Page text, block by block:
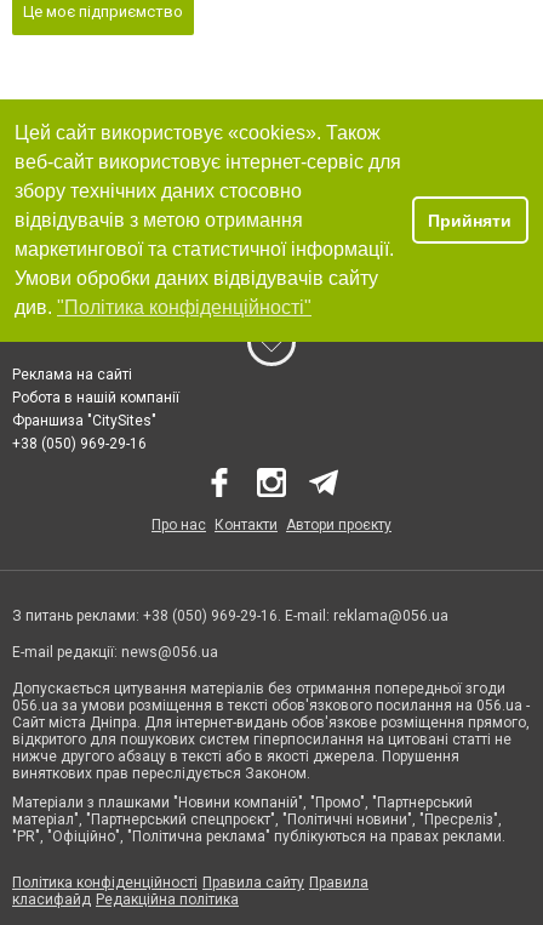
Це моє підприємство
Цей сайт використовує «cookies». Також
веб-сайт використовує інтернет-сервіс для
збору технічних даних стосовно
відвідувачів з метою отримання
маркетингової та статистичної інформації.
Умови обробки даних відвідувачів сайту
див. "Політика конфіденційності"
Прийняти
Реклама на сайті
Робота в нашій компанії
Франшиза "CitySites"
+38 (050) 969-29-16
Про нас Контакти Автори проєкту
З питань реклами: +38 (050) 969-29-16. E-mail: reklama@056.ua
E-mail редакції: news@056.ua
Допускається цитування матеріалів без отримання попередньої згоди
056.ua за умови розміщення в тексті обов'язкового посилання на 056.ua -
Сайт міста Дніпра. Для інтернет-видань обов'язкове розміщення прямого,
відкритого для пошукових систем гіперпосилання на цитовані статті не
нижче другого абзацу в тексті або в якості джерела. Порушення
виняткових прав переслідується Законом.
Матеріали з плашками "Новини компаній", "Промо", "Партнерський
матеріал", "Партнерський спецпроєкт", "Політичні новини", "Пресреліз",
"PR", "Офіційно", "Політична реклама" публікуються на правах реклами.
Політика конфіденційності Правила сайту Правила
класифайд Редакційна політика